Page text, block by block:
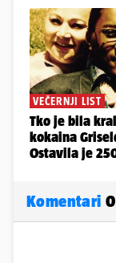
Komentari 0